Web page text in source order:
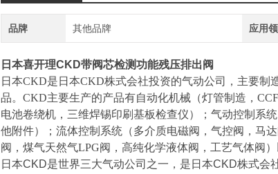
品牌 其他品牌 应用
日本喜开理CKD带阀芯检测功能残压排出阀
日本CKD是日本CKD株式会社投资的气动公司，主要制
品。CKD主要生产的产品有自动化机械（灯管制造，
电池卷绕机，三维焊锡印刷基板检查仪）；气动控制系
他附件）；流体控制系统（多介质电磁阀，气控阀，马
阀，煤气天然气LPG阀，高纯化学液体阀，工艺气体阀
日本CKD是世界三大气动公司之一，是日本CKD株式会